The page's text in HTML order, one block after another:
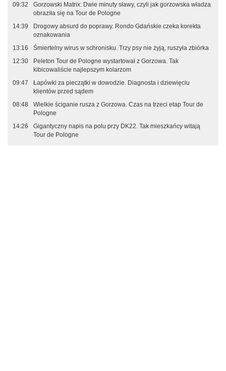
09:32
Gorzowski Matrix: Dwie minuty sławy, czyli jak gorzowska władza
obraziła się na Tour de Pologne
14:39
Drogowy absurd do poprawy. Rondo Gdańskie czeka korekta
oznakowania
13:16
Śmiertelny wirus w schronisku. Trzy psy nie żyją, ruszyła zbiórka
12:30
Peleton Tour de Pologne wystartował z Gorzowa. Tak
kibicowaliście najlepszym kolarzom
09:47
Łapówki za pieczątki w dowodzie. Diagnosta i dziewięciu
klientów przed sądem
08:48
Wielkie ściganie rusza z Gorzowa. Czas na trzeci etap Tour de
Pologne
14:26
Gigantyczny napis na polu przy DK22. Tak mieszkańcy witają
Tour de Pologne